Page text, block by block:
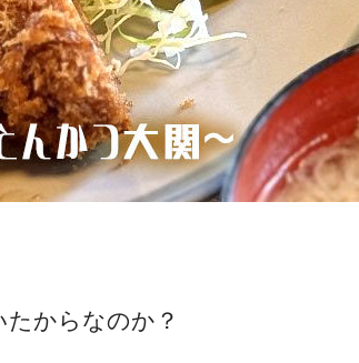
からなのか？